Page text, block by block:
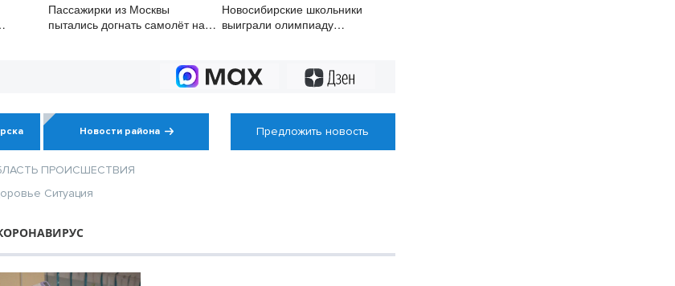
Пассажирки из Москвы
пытались догнать самолёт на
Новосибирские школьники
выиграли олимпиаду
Новости района Предложить новость
ПРОИСШЕСТВИЯ
Ситуация